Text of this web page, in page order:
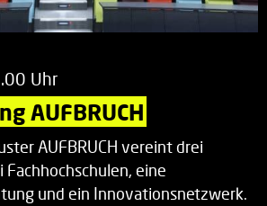
Uhr
AUFBRUCH
AUFBRUCH vereint drei
eine
und ein Innovationsnetzwerk.